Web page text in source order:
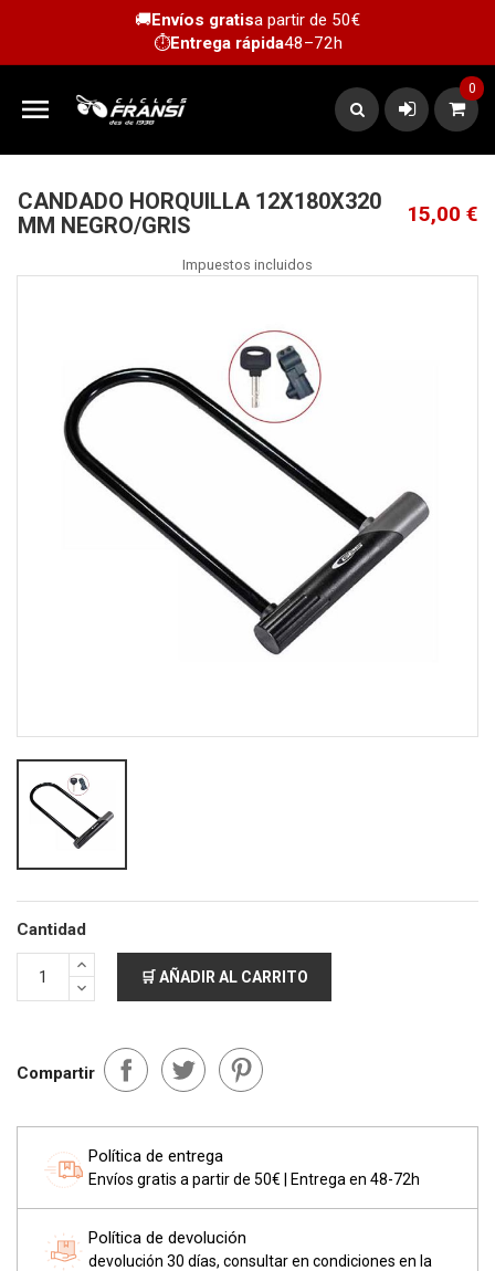
🚚Envíos gratisa partir de 50€
⏱️Entrega rápida48–72h

0
CANDADO HORQUILLA 12X180X320
MM NEGRO/GRIS
15,00 €
Impuestos incluidos
Cantidad
🛒 AÑADIR AL CARRITO
Compartir
Política de entrega
Envíos gratis a partir de 50€ | Entrega en 48-72h
Política de devolución
devolución 30 días, consultar en condiciones en la